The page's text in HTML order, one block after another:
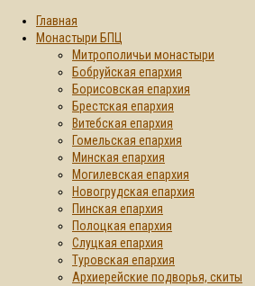
Главная
Монастыри БПЦ
Митрополичьи монастыри
Бобруйская епархия
Борисовская епархия
Брестская епархия
Витебская епархия
Гомельская епархия
Минская епархия
Могилевская епархия
Новогрудская епархия
Пинская епархия
Полоцкая епархия
Слуцкая епархия
Туровская епархия
Архиерейские подворья, скиты